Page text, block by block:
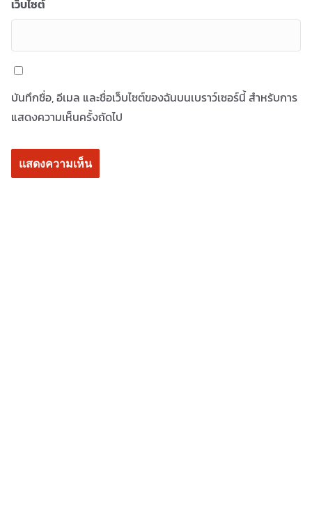
เว็บไซต์
บันทึกชื่อ, อีเมล และชื่อเว็บไซต์ของฉันบนเบราว์เซอร์นี้ สำหรับการ
แสดงความเห็นครั้งถัดไป